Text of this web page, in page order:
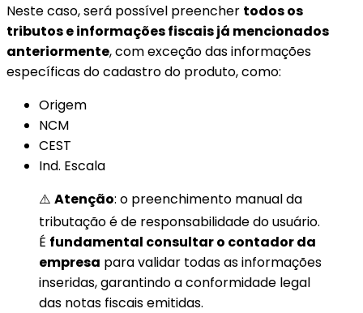
Neste caso, será possível preencher todos os
tributos e informações fiscais já mencionados
anteriormente, com exceção das informações
específicas do cadastro do produto, como:
Origem
NCM
CEST
Ind. Escala
⚠️ Atenção: o preenchimento manual da
tributação é de responsabilidade do usuário.
É fundamental consultar o contador da
empresa para validar todas as informações
inseridas, garantindo a conformidade legal
das notas fiscais emitidas.